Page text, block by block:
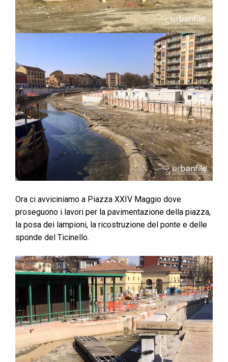
Ora ci avviciniamo a Piazza XXIV Maggio dove
proseguono i lavori per la pavimentazione della piazza,
la posa dei lampioni, la ricostruzione del ponte e delle
sponde del Ticinello.